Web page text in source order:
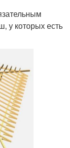
у которых есть